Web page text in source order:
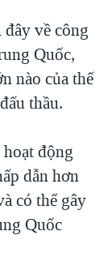
THÔN MỸ
về công
Quốc,
nào của thế
thầu.
động
dẫn hơn
có thể gây
Quốc